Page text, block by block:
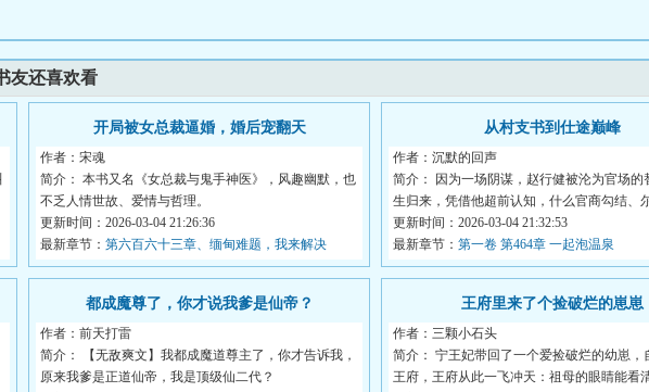
友还喜欢看
开局被女总裁逼婚，婚后宠翻天
作者：宋魂
简介： 本书又名《女总裁与鬼手神医》，风趣幽默，也
不乏人情世故、爱情与哲理。
更新时间：2026-03-04 21:26:36
最新章节： 第六百六十三章、缅甸难题，我来解决
从村支书到仕途巅峰
作者：沉默的回声
简介： 因为一场阴谋，赵行健被沦为官场的
生归来，凭借他超前认知，什么官商勾结、
更新时间：2026-03-04 21:32:53
最新章节： 第一卷 第464章 一起泡温泉
都成魔尊了，你才说我爹是仙帝？
作者：前天打雷
简介： 【无敌爽文】我都成魔道尊主了，你才告诉我，
原来我爹是正道仙帝，我是顶级仙二代？
王府里来了个捡破烂的崽崽
作者：三颗小石头
简介： 宁王妃带回了一个爱捡破烂的幼崽，
王府，王府从此一飞冲天：祖母的眼睛能看